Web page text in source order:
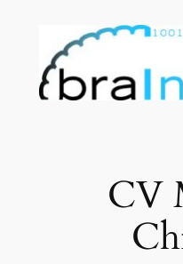
springen
CV